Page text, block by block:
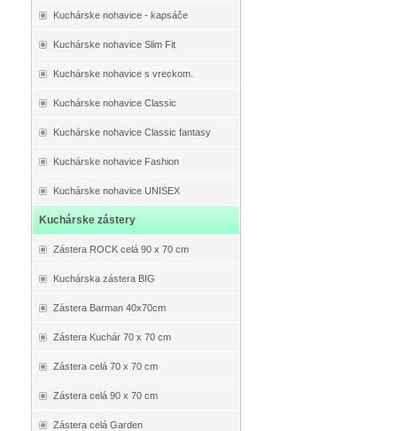
Kuchárske nohavice - kapsáče
Kuchárske nohavice Slim Fit
Kuchárske nohavice s vreckom.
Kuchárske nohavice Classic
Kuchárske nohavice Classic fantasy
Kuchárske nohavice Fashion
Kuchárske nohavice UNISEX
Kuchárske zástery
Zástera ROCK celá 90 x 70 cm
Kuchárska zástera BIG
Zástera Barman 40x70cm
Zástera Kuchár 70 x 70 cm
Zástera celá 70 x 70 cm
Zástera celá 90 x 70 cm
Zástera celá Garden